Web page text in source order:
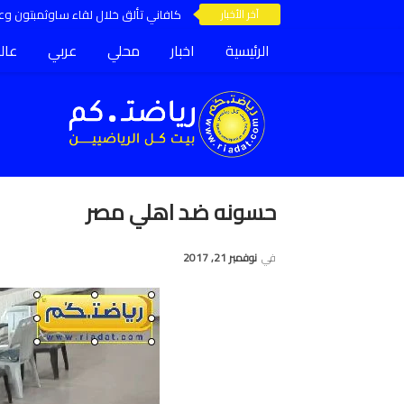
آخر الأخبار كافاني تألق خلال لقاء ساوثمبتون
الرئيسية اخبار محلي عربي
حسونه ضد اهلي مصر
في نوفمبر 21, 2017